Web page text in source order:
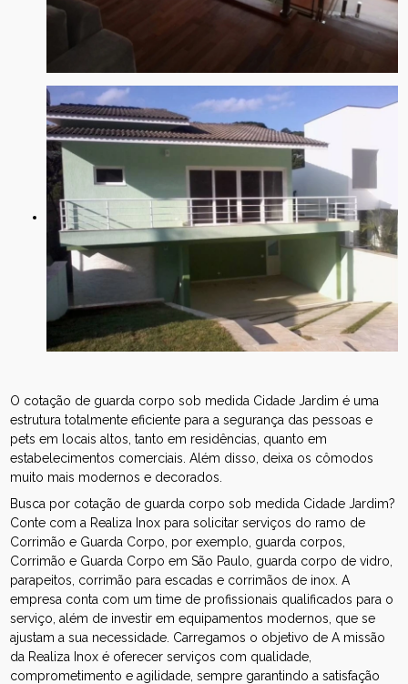
O cotação de guarda corpo sob medida Cidade Jardim é uma
estrutura totalmente eficiente para a segurança das pessoas e
pets em locais altos, tanto em residências, quanto em
estabelecimentos comerciais. Além disso, deixa os cômodos
muito mais modernos e decorados.
Busca por cotação de guarda corpo sob medida Cidade Jardim?
Conte com a Realiza Inox para solicitar serviços do ramo de
Corrimão e Guarda Corpo, por exemplo, guarda corpos,
Corrimão e Guarda Corpo em São Paulo, guarda corpo de vidro,
parapeitos, corrimão para escadas e corrimãos de inox. A
empresa conta com um time de profissionais qualificados para o
serviço, além de investir em equipamentos modernos, que se
ajustam a sua necessidade. Carregamos o objetivo de A missão
da Realiza Inox é oferecer serviços com qualidade,
comprometimento e agilidade, sempre garantindo a satisfação